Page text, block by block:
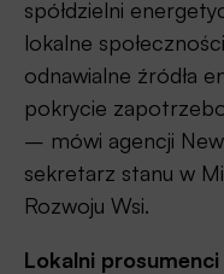
spółdzielni
lokalne
odnawialne źródła
pokrycie
– mówi agencji
sekretarz stanu w
Rozwoju Wsi.
Lokalni prosumenci